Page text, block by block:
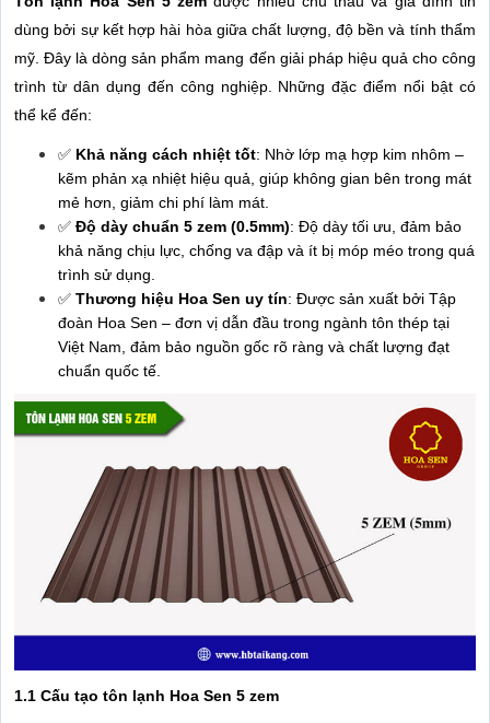
dùng bởi sự kết hợp hài hòa giữa chất lượng, độ bền và tính thẩm
mỹ. Đây là dòng sản phẩm mang đến giải pháp hiệu quả cho công
trình từ dân dụng đến công nghiệp. Những đặc điểm nổi bật có
thể kể đến:
✅ Khả năng cách nhiệt tốt: Nhờ lớp mạ hợp kim nhôm –
kẽm phản xạ nhiệt hiệu quả, giúp không gian bên trong mát
mẻ hơn, giảm chi phí làm mát.
✅ Độ dày chuẩn 5 zem (0.5mm): Độ dày tối ưu, đảm bảo
khả năng chịu lực, chống va đập và ít bị móp méo trong quá
trình sử dụng.
✅ Thương hiệu Hoa Sen uy tín: Được sản xuất bởi Tập
đoàn Hoa Sen – đơn vị dẫn đầu trong ngành tôn thép tại
Việt Nam, đảm bảo nguồn gốc rõ ràng và chất lượng đạt
chuẩn quốc tế.
1.1 Cấu tạo tôn lạnh Hoa Sen 5 zem